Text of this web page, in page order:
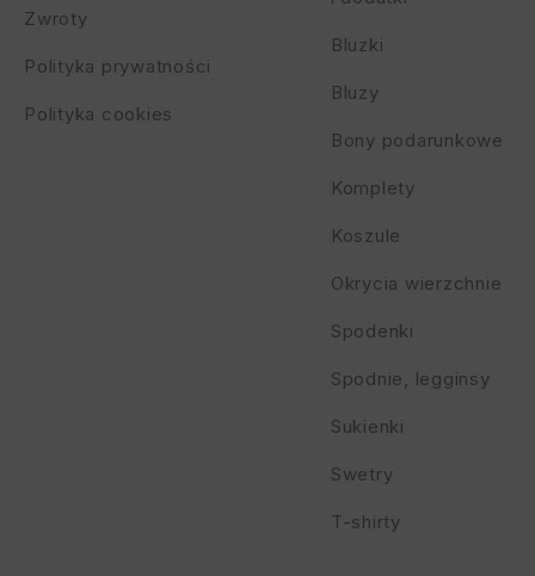
Bluzki
Bluzy
Bony podarunkowe
Komplety
Koszule
Okrycia wierzchnie
Spodenki
Spodnie, legginsy
Sukienki
Swetry
T-shirty
Zwroty
Polityka prywatności
Polityka cookies